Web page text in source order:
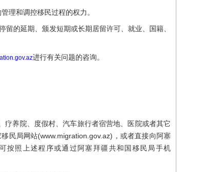
和调控移民过程的权力。
的延期、颁发短期或长期居留许可、就业、国籍、
进行有关问题的咨询。
养院、度假村、汽车旅行者宿营地、医院或者其它
民局网站(www.migration.gov.az)，或者直接向阿塞
按照上述程序或通过阿塞拜疆共和国移民局手机